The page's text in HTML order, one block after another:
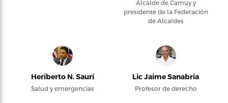
Alcalde de Camuy y
presidente de la Federación
de Alcaldes
Heriberto N. Saurí
Salud y emergencias
Lic Jaime Sanabria
Profesor de derecho